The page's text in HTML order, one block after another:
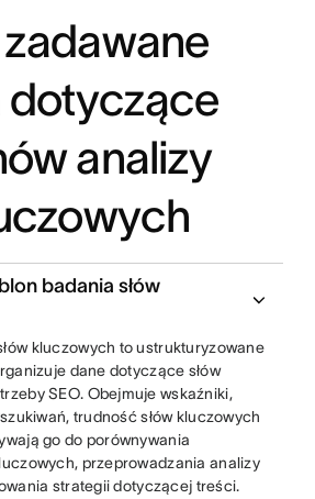
dotyczące
analizy
badania słów
kluczowych to ustrukturyzowane
dane dotyczące słów
SEO. Obejmuje wskaźniki,
trudność słów kluczowych
go do porównywania
przeprowadzania analizy
strategii dotyczącej treści.